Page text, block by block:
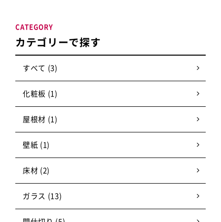
カテゴリーで探す
CATEGORY
すべて (3)
化粧板 (1)
屋根材 (1)
壁紙 (1)
床材 (2)
ガラス (13)